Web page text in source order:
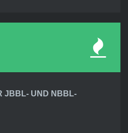
JBBL- UND NBBL-